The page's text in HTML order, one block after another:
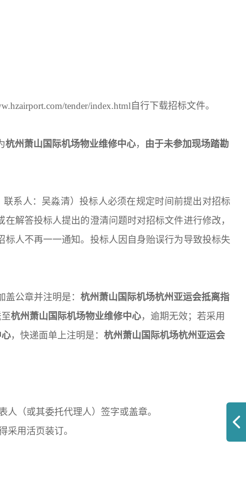
tender/index.html 自行下载招标文件。
杭州萧山国际机场物业维修中心， 由于未参加现场踏勘
联系人：吴淼清）投标人必须在规定时间前提出对招标
解答投标人提出的澄清问题时对招标文件进行修改，
人不再一一通知。投标人因自身贻误行为导致投标失
盖公章并注明是： 杭州萧山国际机场杭州亚运会抵离指
杭州萧山国际机场物业维修中心，逾期无效；若采用
，快递面单上注明是： 杭州萧山国际机场杭州亚运会
（或其委托代理人）签字或盖章。
采用活页装订。